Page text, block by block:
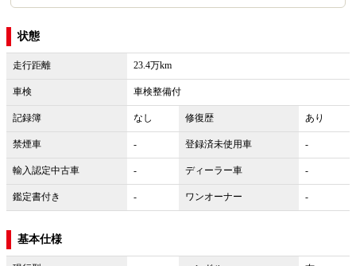
状態
走行距離 23.4万km
車検 車検整備付
記録簿 なし 修復歴 あり
禁煙車 - 登録済未使用車 -
輸入認定中古車 - ディーラー車 -
鑑定書付き - ワンオーナー -
基本仕様